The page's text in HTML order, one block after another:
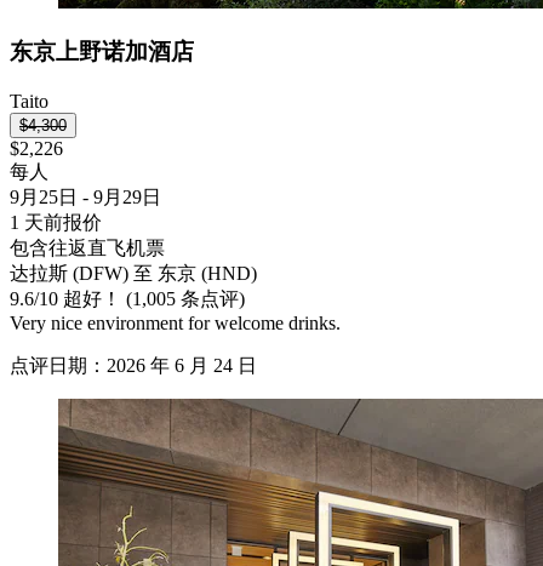
东京上野诺加酒店
Taito
$4,300
$2,226
每人
9月25日 - 9月29日
1 天前报价
包含往返直飞机票
达拉斯 (DFW) 至 东京 (HND)
9.6/10 超好！ (1,005 条点评)
Very nice environment for welcome drinks.
点评日期：2026 年 6 月 24 日